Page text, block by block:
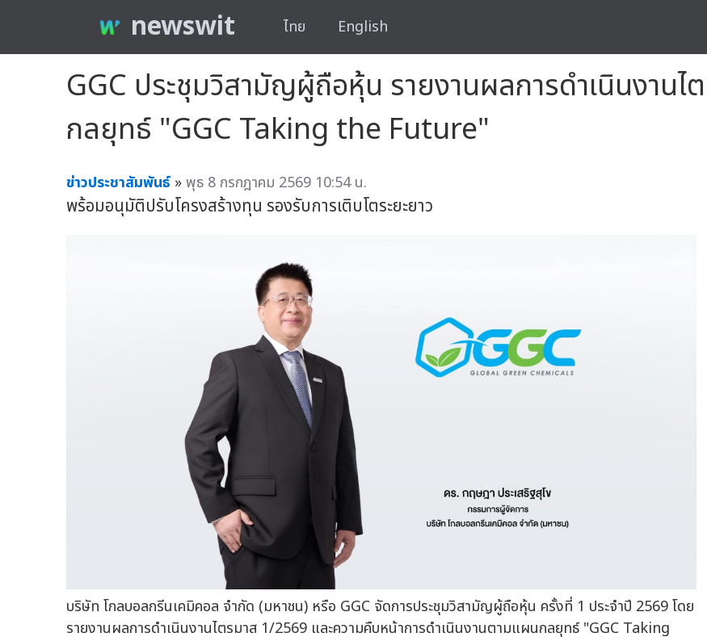
newswit ไทย English
GGC ประชุมวิสามัญผู้ถือหุ้น รายงานผลการดำเนินงาน
กลยุทธ์ "GGC Taking the Future"
ข่าวประชาสัมพันธ์ »พุธ 8 กรกฎาคม 2569 10:54 น.
พร้อมอนุมัติปรับโครงสร้างทุน รองรับการเติบโตระยะยาว
บริษัท โกลบอลกรีนเคมิคอล จำกัด (มหาชน) หรือ GGC จัดการประชุมวิสามัญผู้ถือหุ้น ครั้งที่ 1 ประจำปี 2569 โดย
รายงานผลการดำเนินงานไตรมาส 1/2569 และความคืบหน้าการดำเนินงานตามแผนกลยุทธ์ "GGC Taking